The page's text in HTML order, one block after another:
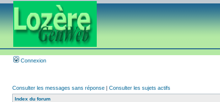
Connexion
Consulter les messages sans réponse | Consulter les sujets actifs
Index du forum